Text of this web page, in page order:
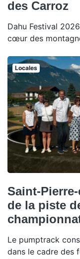
des Carroz
Dahu Festival
cœur des
Locales
Saint-
de la piste
Le pumptrack
dans le cadre des